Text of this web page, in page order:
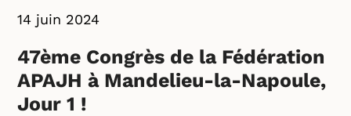
14 juin 2024
47ème Congrès de la Fédération
APAJH à Mandelieu-la-Napoule,
Jour 1 !